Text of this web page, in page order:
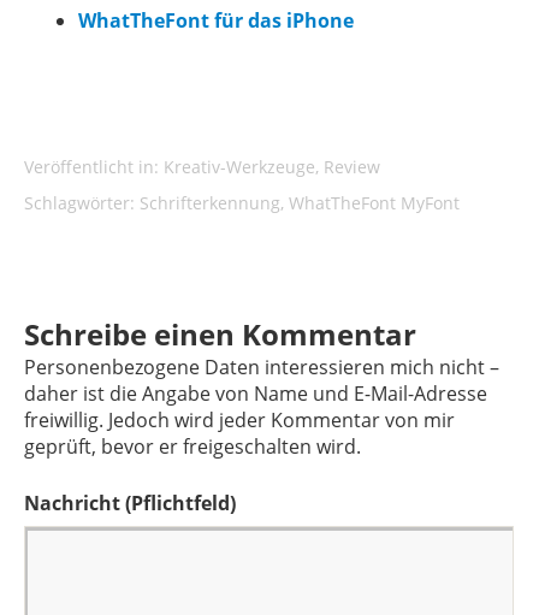
WhatTheFont für das iPhone
Veröffentlicht in: Kreativ-Werkzeuge, Review
Schlagwörter: Schrifterkennung, WhatTheFont MyFont
Schreibe einen Kommentar
Personenbezogene Daten interessieren mich nicht –
daher ist die Angabe von Name und E-Mail-Adresse
freiwillig. Jedoch wird jeder Kommentar von mir
geprüft, bevor er freigeschalten wird.
Nachricht(Pflichtfeld)